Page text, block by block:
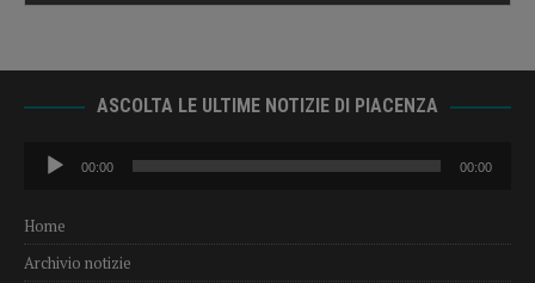
ASCOLTA LE ULTIME NOTIZIE DI PIACENZA
Audio
Player
00:00 00:00
Home
Archivio notizie